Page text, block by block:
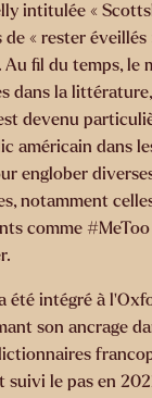
intitulée «
« rester éveillés
Au fil du temps, le
dans la
devenu
américain dans
englober
notamment
comme
été intégré à
son ancrage
suivi le pas en